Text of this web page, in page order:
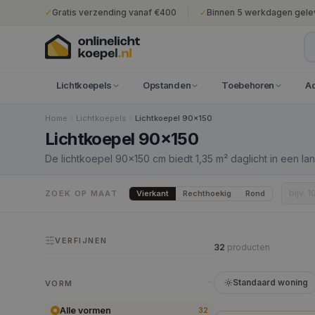
✓ Gratis verzending vanaf €400 ✓ Binnen 5 werkdagen
Lichtkoepels Opstanden Toebehoren
Home Lichtkoepels Lichtkoepel 90x150
Lichtkoepel 90x150
De lichtkoepel 90×150 cm biedt 1,35 m² daglicht in een
breedte beperkt is tot 90 cm maar de lengte maximale
daksparing van 110×170 cm vergt doorgaans beperkte
ZOEK OP MAAT Vierkant Rechthoekig Rond
VERFIJNEN
VORM
Alle vormen 32
32 producten
Standaard woning